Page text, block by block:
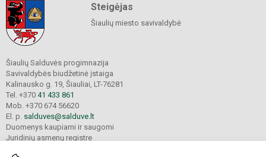
Steigėjas
Šiaulių miesto savivaldybė
Šiaulių Salduvės progimnazija
Savivaldybės biudžetinė įstaiga
Kalinausko g. 19, Šiauliai, LT-76281
Tel. +370 41 433 861
Mob. +370 674 56620
El. p. salduves@salduve.lt
Duomenys kaupiami ir saugomi
Juridinių asmenų registre